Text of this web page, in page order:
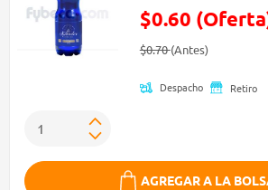
$0.60
Precio reducido de
$0.70(Antes)(Oferta)
Despacho Retiro
AGREGAR A LA